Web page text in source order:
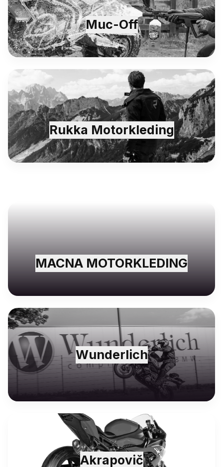
Muc-Off
Rukka Motorkleding
MACNA MOTORKLEDING
Wunderlich
Akrapovič